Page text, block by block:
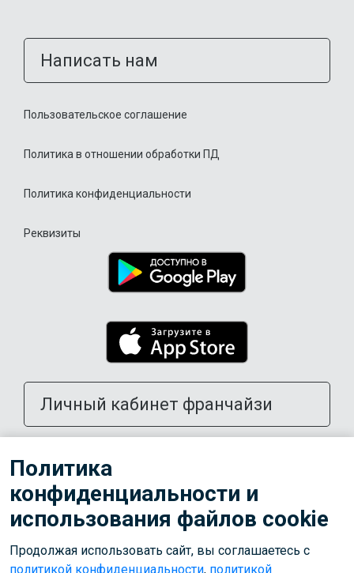
Написать нам
Пользовательское соглашение
Политика в отношении обработки ПД
Политика конфиденциальности
Реквизиты
Личный кабинет франчайзи
Тренерам
© 2026 ООО «Лига»
Политика
конфиденциальности и
использования файлов cookie
Продолжая использовать сайт, вы соглашаетесь с
политикой конфиденциальности, политикой